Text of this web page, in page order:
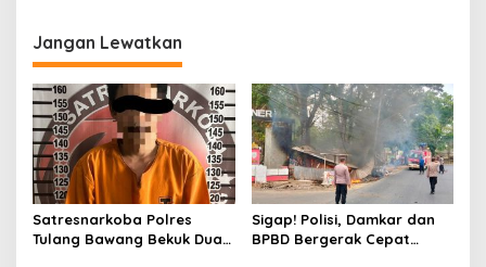
a
s
i
p
o
s
Jangan Lewatkan
Satresnarkoba Polres
Tulang Bawang Bekuk Dua
Sigap! Polisi, Damkar dan
BPBD Bergerak Cepat